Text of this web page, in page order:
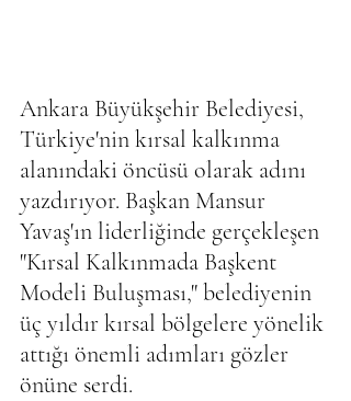
Ankara Büyükşehir Belediyesi,
Türkiye'nin kırsal kalkınma
alanındaki öncüsü olarak adını
yazdırıyor. Başkan Mansur
Yavaş'ın liderliğinde gerçekleşen
"Kırsal Kalkınmada Başkent
Modeli Buluşması," belediyenin
üç yıldır kırsal bölgelere yönelik
attığı önemli adımları gözler
önüne serdi.